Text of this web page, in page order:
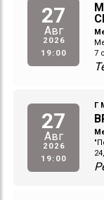
27
Авг
2026
19:00
7
27
Авг
2026
19:00
Г